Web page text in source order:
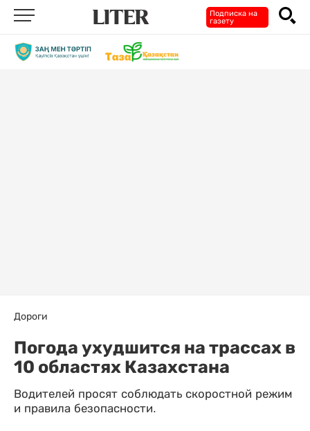
Подписка на
газету
Дороги
Погода ухудшится на трассах в
10 областях Казахстана
Водителей просят соблюдать скоростной режим
и правила безопасности.